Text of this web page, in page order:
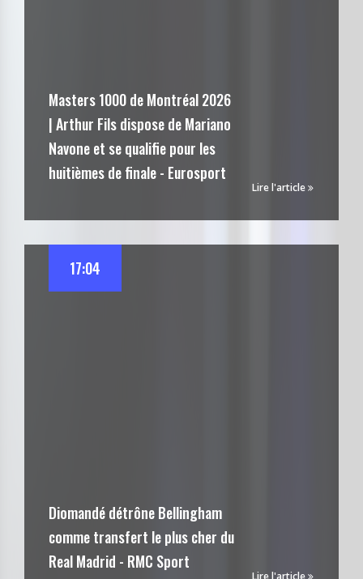
Masters 1000 de Montréal 2026
| Arthur Fils dispose de Mariano
Navone et se qualifie pour les
huitièmes de finale - Eurosport
Lire l'article
Diomandé détrône Bellingham
comme transfert le plus cher du
Real Madrid - RMC Sport
17:04
Lire l'article